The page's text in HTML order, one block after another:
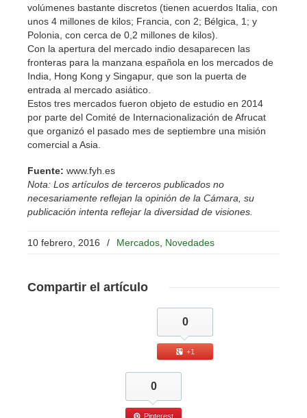
volúmenes bastante discretos (tienen acuerdos Italia, con
unos 4 millones de kilos; Francia, con 2; Bélgica, 1; y
Polonia, con cerca de 0,2 millones de kilos).
Con la apertura del mercado indio desaparecen las
fronteras para la manzana española en los mercados de
India, Hong Kong y Singapur, que son la puerta de
entrada al mercado asiático.
Estos tres mercados fueron objeto de estudio en 2014
por parte del Comité de Internacionalización de Afrucat
que organizó el pasado mes de septiembre una misión
comercial a Asia.
Fuente: www.fyh.es
Nota: Los artículos de terceros publicados no
necesariamente reflejan la opinión de la Cámara, su
publicación intenta reflejar la diversidad de visiones.
10 febrero, 2016 / Mercados Novedades
Compartir el artículo
0
+1
0
Pinterest